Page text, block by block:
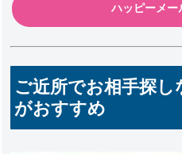
ハッピーメー
ご近所でお相手探
がおすすめ